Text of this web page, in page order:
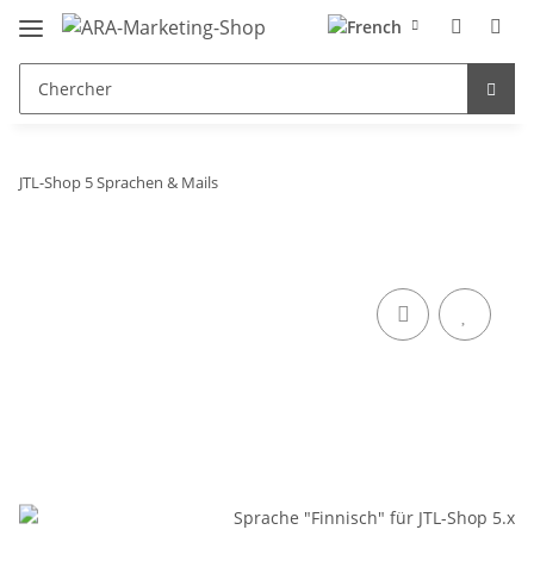
JTL-Shop 5 Sprachen & Mails